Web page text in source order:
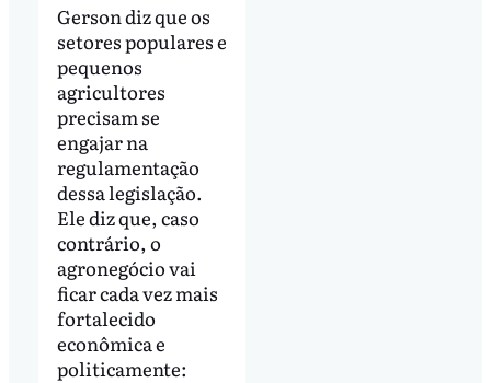
Gerson diz que os
setores populares e
pequenos
agricultores
precisam se
engajar na
regulamentação
dessa legislação.
Ele diz que, caso
contrário, o
agronegócio vai
ficar cada vez mais
fortalecido
econômica e
politicamente: